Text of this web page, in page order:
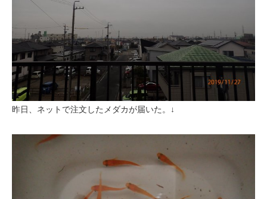
昨日、ネットで注文したメダカが届いた。↓